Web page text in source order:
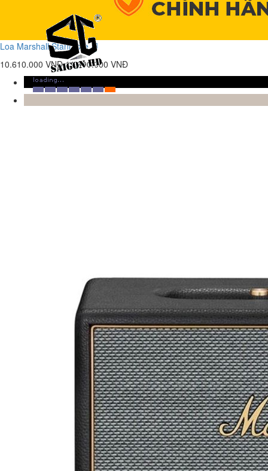
Loa Marshall Stanmore III
10.610.000 VNĐ 11.990.000 VNĐ